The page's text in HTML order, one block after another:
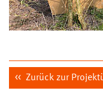
Zurück zur